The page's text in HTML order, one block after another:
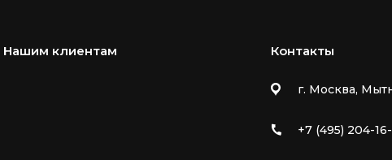
Нашим клиентам Контакты
г. Москва,
+7 (495) 204-